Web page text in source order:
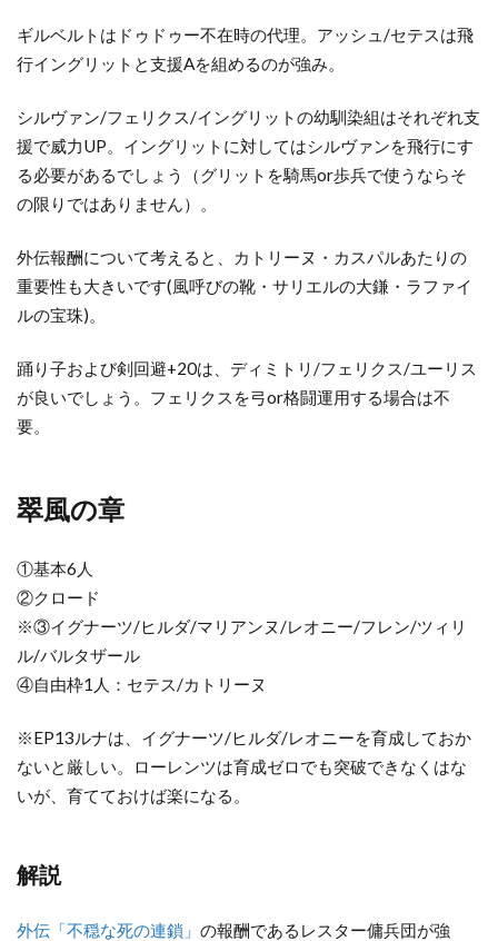
ギルベルトはドゥドゥー不在時の代理。アッシュ/セテスは飛
行イングリットと支援Aを組めるのが強み。
シルヴァン/フェリクス/イングリットの幼馴染組はそれぞれ支
援で威力UP。イングリットに対してはシルヴァンを飛行にす
る必要があるでしょう（グリットを騎馬or歩兵で使うならそ
の限りではありません）。
外伝報酬について考えると、カトリーヌ・カスパルあたりの
重要性も大きいです(風呼びの靴・サリエルの大鎌・ラファイ
ルの宝珠)。
踊り子および剣回避+20は、ディミトリ/フェリクス/ユーリス
が良いでしょう。フェリクスを弓or格闘運用する場合は不
要。
翠風の章
①基本6人
②クロード
※③イグナーツ/ヒルダ/マリアンヌ/レオニー/フレン/ツィリ
ル/バルタザール
④自由枠1人：セテス/カトリーヌ
※EP13ルナは、イグナーツ/ヒルダ/レオニーを育成しておか
ないと厳しい。ローレンツは育成ゼロでも突破できなくはな
いが、育てておけば楽になる。
解説
外伝「不穏な死の連鎖」 の報酬であるレスター傭兵団が強